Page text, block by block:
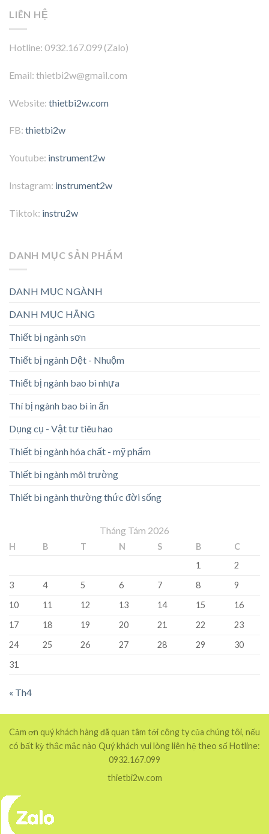
LIÊN HỆ
Hotline: 0932.167.099 (Zalo)
Email: thietbi2w@gmail.com
Website: thietbi2w.com
FB: thietbi2w
Youtube: instrument2w
Instagram: instrument2w
Tiktok: instru2w
DANH MỤC SẢN PHẨM
DANH MỤC NGÀNH
DANH MỤC HÃNG
Thiết bị ngành sơn
Thiết bị ngành Dệt - Nhuộm
Thiết bị ngành bao bì nhựa
Thí bị ngành bao bì in ấn
Dụng cụ - Vật tư tiêu hao
Thiết bị ngành hóa chất - mỹ phẩm
Thiết bị ngành môi trường
Thiết bị ngành thường thức đời sống
Tháng Tám 2026
H B T N S B
C
1
2
3
4 5 6 7 8
9
10
11 12 13 14 15
16
17
18 19 20 21 22
23
24
25 26 27 28 29
30
31
« Th4
Cảm ơn quý khách hàng đã quan tâm tới công ty của chúng tôi, nếu
có bất kỳ thắc mắc nào Quý khách vui lòng liên hệ theo số Hotline:
0932.167.099
thietbi2w.com